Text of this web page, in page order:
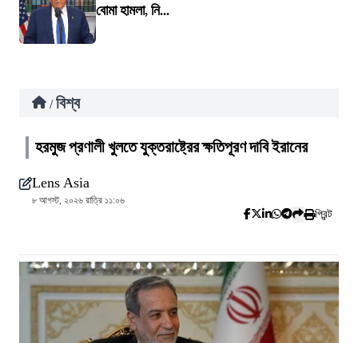
বোমা হামলা, নি...
/ বিশ্ব
হরমুজ প্রণালী খুলতে যুক্তরাষ্ট্রের ক্ষতিপূরণ দাবি ইরানের
Lens Asia
৮ আগস্ট, ২০২৬ রাত্রি ১১:০৬
প্রিন্ট